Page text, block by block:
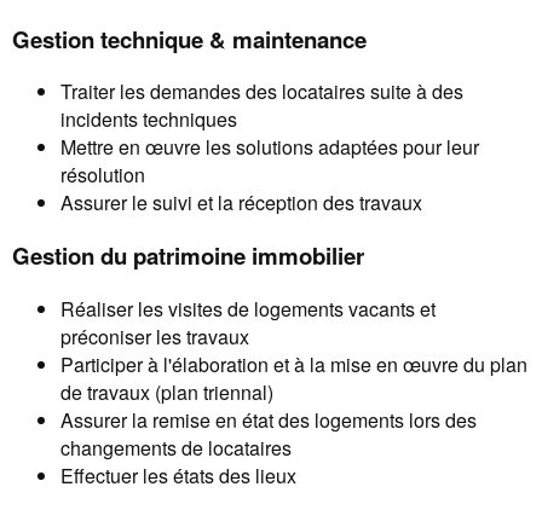
Gestion technique & maintenance
Traiter les demandes des locataires suite à des
incidents techniques
Mettre en œuvre les solutions adaptées pour leur
résolution
Assurer le suivi et la réception des travaux
Gestion du patrimoine immobilier
Réaliser les visites de logements vacants et
préconiser les travaux
Participer à l'élaboration et à la mise en œuvre du plan
de travaux (plan triennal)
Assurer la remise en état des logements lors des
changements de locataires
Effectuer les états des lieux